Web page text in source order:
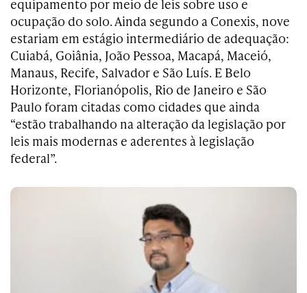
equipamento por meio de leis sobre uso e
ocupação do solo. Ainda segundo a Conexis, nove
estariam em estágio intermediário de adequação:
Cuiabá, Goiânia, João Pessoa, Macapá, Maceió,
Manaus, Recife, Salvador e São Luís. E Belo
Horizonte, Florianópolis, Rio de Janeiro e São
Paulo foram citadas como cidades que ainda
“estão trabalhando na alteração da legislação por
leis mais modernas e aderentes à legislação
federal”.